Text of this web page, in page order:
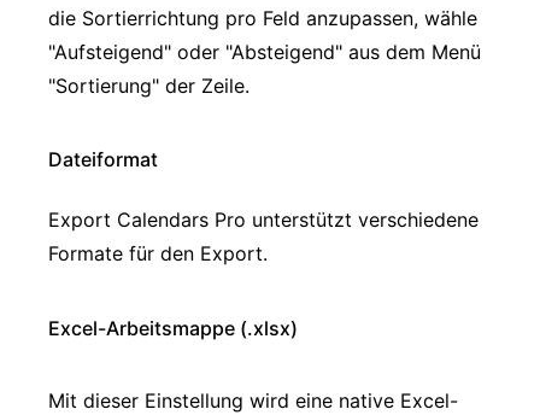
die Sortierrichtung pro Feld anzupassen, wähle
"Aufsteigend" oder "Absteigend" aus dem Menü
"Sortierung" der Zeile.
Dateiformat
Export Calendars Pro unterstützt verschiedene
Formate für den Export.
Excel-Arbeitsmappe (.xlsx)
Mit dieser Einstellung wird eine native Excel-